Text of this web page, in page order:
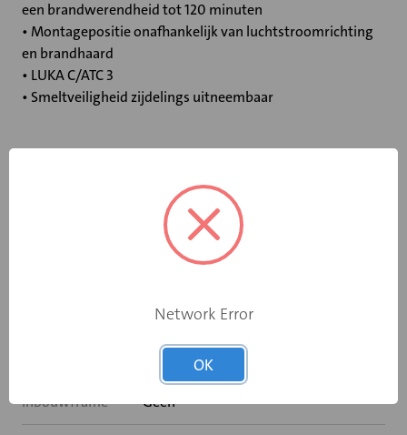
een brandwerendheid tot 120 minuten
• Montagepositie onafhankelijk van luchtstroomrichting
en brandhaard
• LUKA C/ATC 3
• Smeltveiligheid zijdelings uitneembaar
Elektromotor 24 V
Nee
Inbouwframe Geen
Network Error
OK